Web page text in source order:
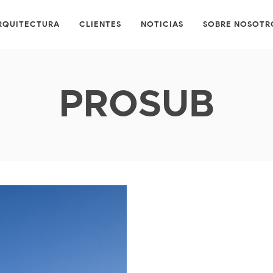
CLIENTES NOTICIAS SOBRE
PROSUB